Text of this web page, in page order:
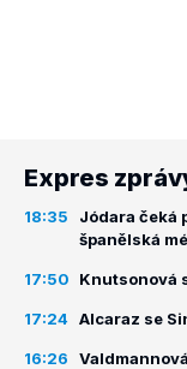
Expres
18:35
Jódara čeká
španělská
17:50 Knutsonová
17:24 Alcaraz se
16:26